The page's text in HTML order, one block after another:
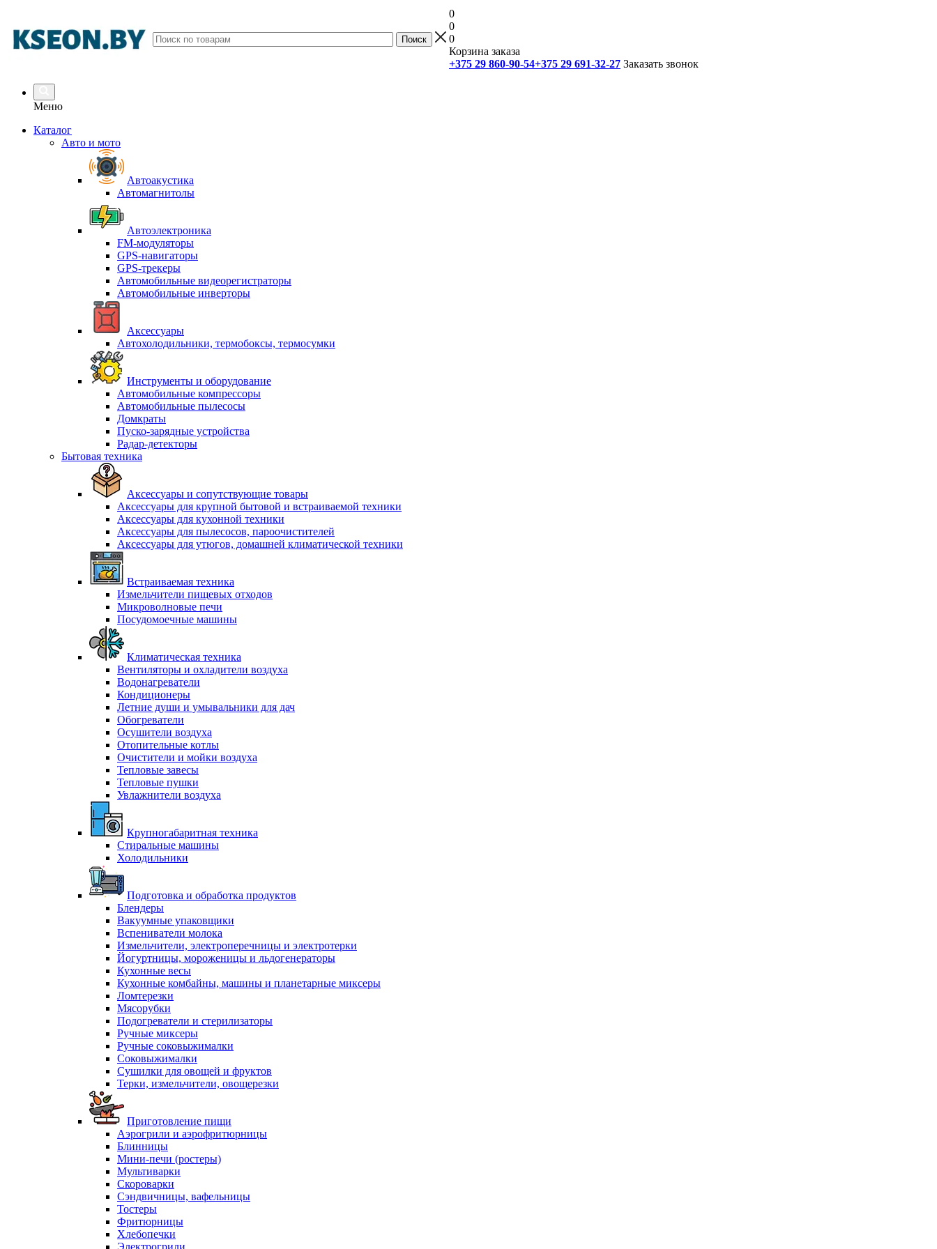
0
0
0
Корзина заказа
+375 29 860-90-54+375 29 691-32-27 Заказать звонок
Меню
Каталог
Авто и мото
Автоакустика
Автомагнитолы
Автоэлектроника
FM-модуляторы
GPS-навигаторы
GPS-трекеры
Автомобильные видеорегистраторы
Автомобильные инверторы
Аксессуары
Автохолодильники, термобоксы, термосумки
Инструменты и оборудование
Автомобильные компрессоры
Автомобильные пылесосы
Домкраты
Пуско-зарядные устройства
Радар-детекторы
Бытовая техника
Аксессуары и сопутствующие товары
Аксессуары для крупной бытовой и встраиваемой техники
Аксессуары для кухонной техники
Аксессуары для пылесосов, пароочистителей
Аксессуары для утюгов, домашней климатической техники
Встраиваемая техника
Измельчители пищевых отходов
Микроволновые печи
Посудомоечные машины
Климатическая техника
Вентиляторы и охладители воздуха
Водонагреватели
Кондиционеры
Летние души и умывальники для дач
Обогреватели
Осушители воздуха
Отопительные котлы
Очистители и мойки воздуха
Тепловые завесы
Тепловые пушки
Увлажнители воздуха
Крупногабаритная техника
Стиральные машины
Холодильники
Подготовка и обработка продуктов
Блендеры
Вакуумные упаковщики
Вспениватели молока
Измельчители, электроперечницы и электротерки
Йогуртницы, мороженицы и льдогенераторы
Кухонные весы
Кухонные комбайны, машины и планетарные миксеры
Ломтерезки
Мясорубки
Подогреватели и стерилизаторы
Ручные миксеры
Ручные соковыжималки
Соковыжималки
Сушилки для овощей и фруктов
Терки, измельчители, овощерезки
Приготовление пищи
Аэрогрили и аэрофритюрницы
Блинницы
Мини-печи (ростеры)
Мультиварки
Скороварки
Сэндвичницы, вафельницы
Тостеры
Фритюрницы
Хлебопечки
Электрогрили